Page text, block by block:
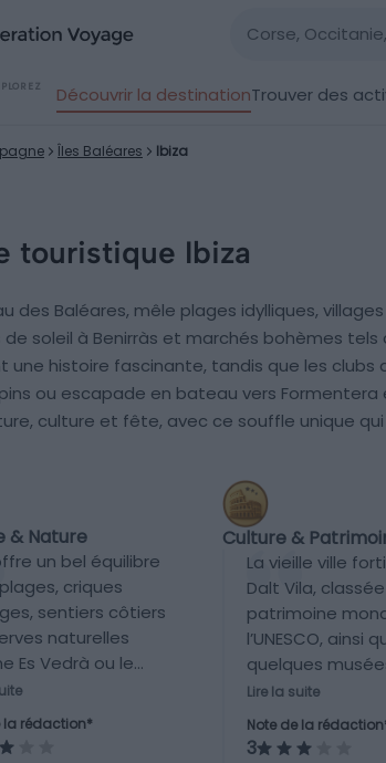
Découvrir la destinationTrouver des
Îles Baléares Ibiza
touristique Ibiza
des Baléares, mêle plages idylliques,
soleil à Benirràs et marchés bohèmes tels
une histoire fascinante, tandis que les clubs
ou escapade en bateau vers
culture et fête, avec ce souffle unique qui
& Nature
un bel équilibre
criques
sentiers côtiers
naturelles
Es Vedrà ou le
de Ses
Des activités
la randonnée ou le
la rédaction*
Culture &
La vieille ville
Dalt Vila,
patrimoine
l’UNESCO, ainsi
quelques
archéologiques
témoignent
culturelle
Lire la suite
Note de la
3